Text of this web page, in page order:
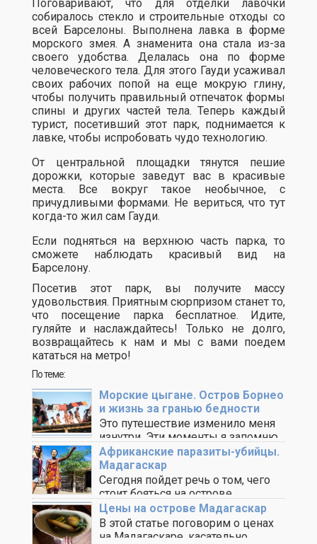
Поговаривают, что для отделки лавочки
собиралось стекло и строительные отходы со
всей Барселоны. Выполнена лавка в форме
морского змея. А знаменита она стала из-за
своего удобства. Делалась она по форме
человеческого тела. Для этого Гауди усаживал
своих рабочих попой на еще мокрую глину,
чтобы получить правильный отпечаток формы
спины и других частей тела. Теперь каждый
турист, посетивший этот парк, поднимается к
лавке, чтобы испробовать чудо технологию.
От центральной площадки тянутся пешие
дорожки, которые заведут вас в красивые
места. Все вокруг такое необычное, с
причудливыми формами. Не вериться, что тут
когда-то жил сам Гауди.
Если подняться на верхнюю часть парка, то
сможете наблюдать красивый вид на
Барселону.
Посетив этот парк, вы получите массу
удовольствия. Приятным сюрпризом станет то,
что посещение парка бесплатное. Идите,
гуляйте и наслаждайтесь! Только не долго,
возвращайтесь к нам и мы с вами поедем
кататься на метро!
По теме:
Морские цыгане. Остров Борнео
и жизнь за гранью бедности
Это путешествие изменило меня
изнутри. Эти моменты я запомню
на всю жизнь. ..
Африканские паразиты-убийцы.
Мадагаскар
Сегодня пойдет речь о том, чего
стоит бояться на острове
Мадагаскар, то, ..
Цены на острове Мадагаскар
В этой статье поговорим о ценах
на Мадагаскаре, касательно